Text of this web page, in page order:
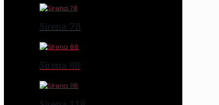
Sirena 78
Sirena 88